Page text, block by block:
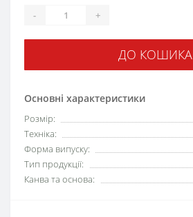
Основні характеристики
Розмір:
Техніка:
Форма випуску:
Тип продукції:
Канва та основа:
- +
ДО КОШИКА